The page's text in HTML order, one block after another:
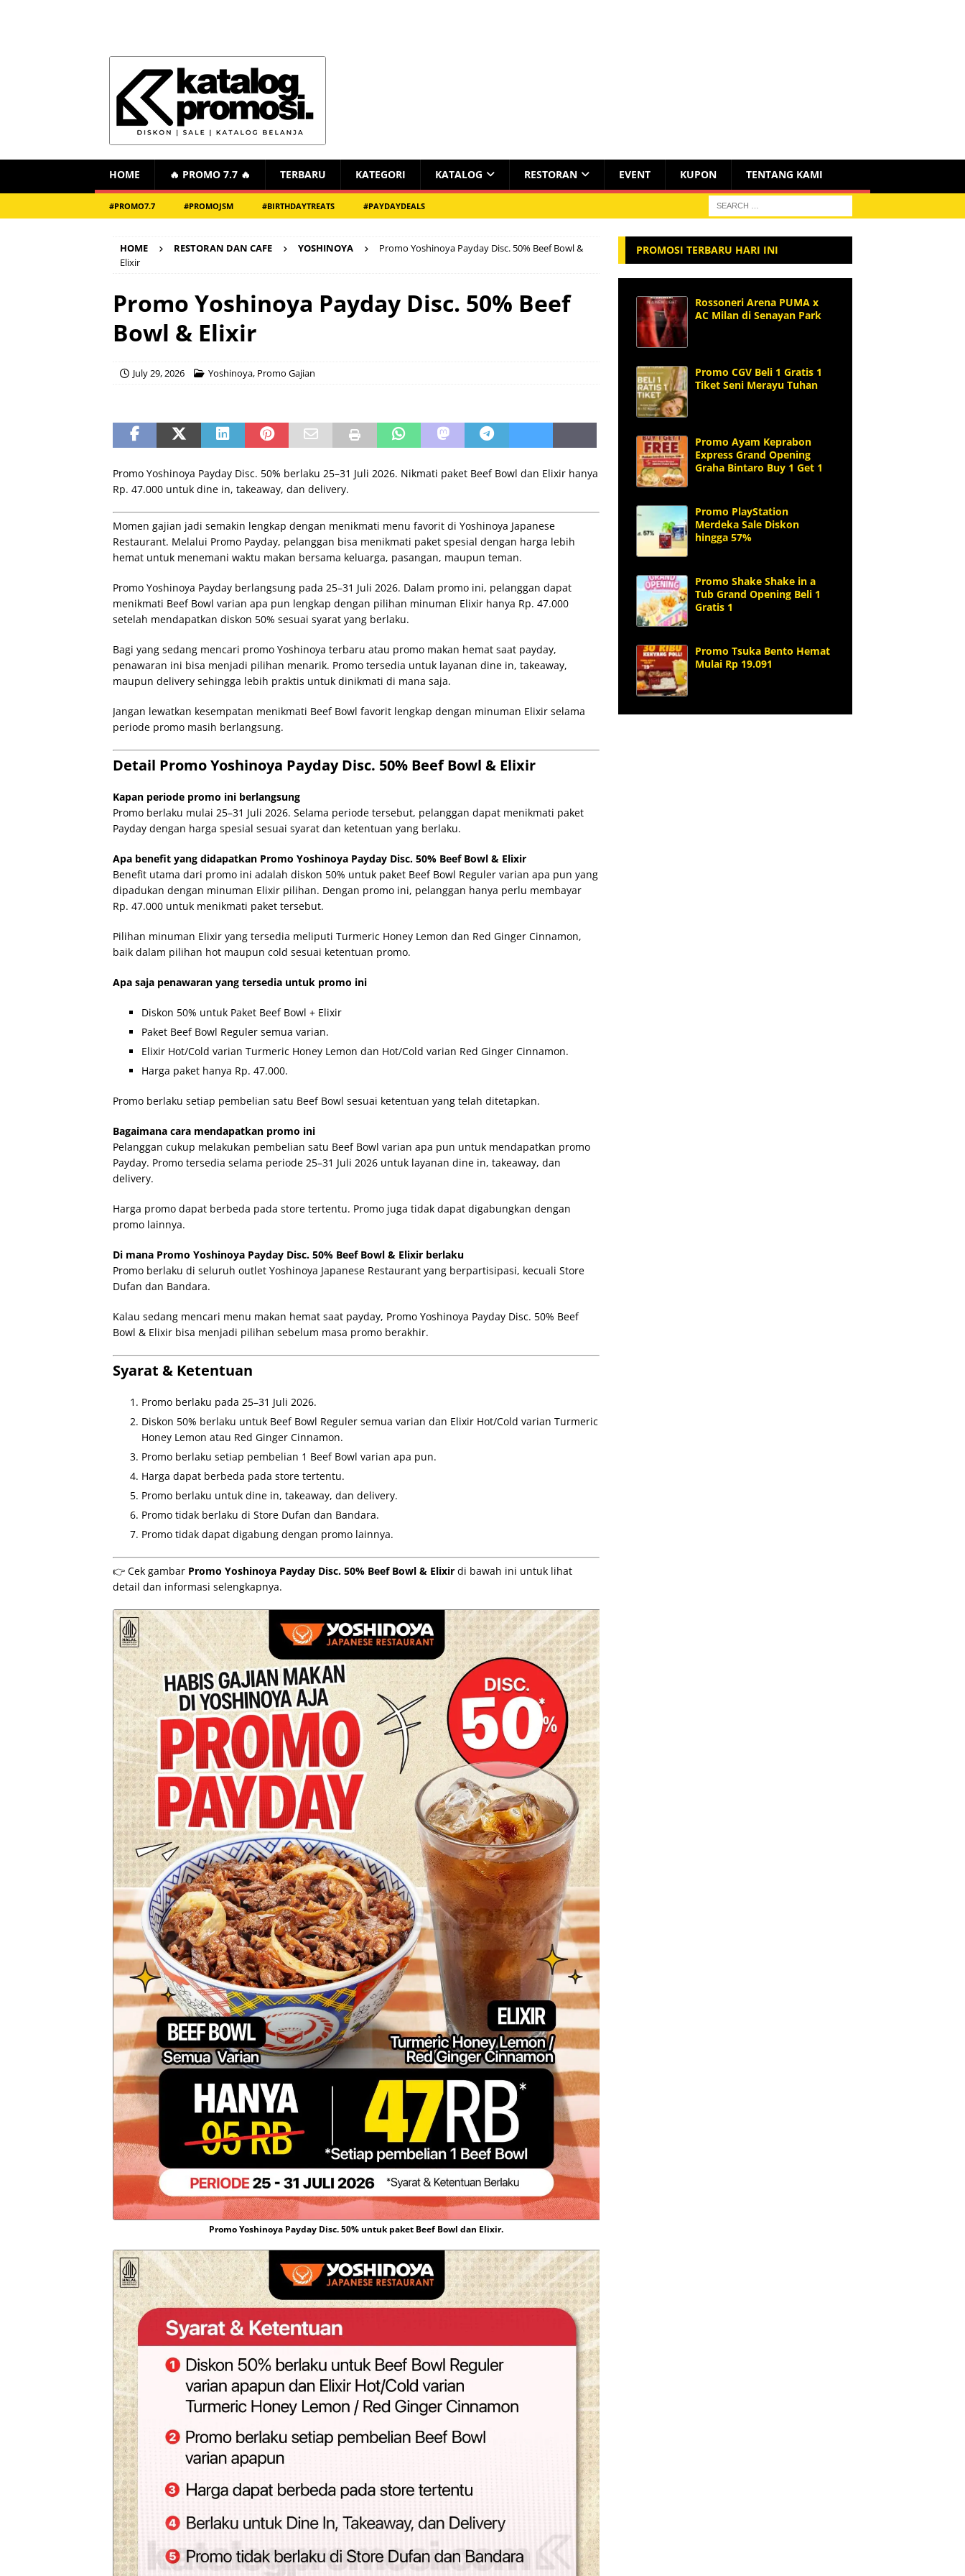
HOME 🔥 PROMO 7.7 🔥 TERBARU KATEGORI KATALOG RESTORAN EVENT KUPON TENTANG KAMI
#PROMO7.7 #PROMOJSM #BIRTHDAYTREATS #PAYDAYDEALS
HOME RESTORAN DAN CAFE YOSHINOYA
Promo Yoshinoya Payday Disc. 50% Beef Bowl &
Elixir
Promo Yoshinoya Payday Disc. 50% Beef
Bowl & Elixir
July 29, 2026 Yoshinoya, Promo Gajian
Promo Yoshinoya Payday Disc. 50% berlaku 25–31 Juli 2026. Nikmati paket Beef Bowl dan Elixir hanya
Rp. 47.000 untuk dine in, takeaway, dan delivery.
Momen gajian jadi semakin lengkap dengan menikmati menu favorit di Yoshinoya Japanese
Restaurant. Melalui Promo Payday, pelanggan bisa menikmati paket spesial dengan harga lebih
hemat untuk menemani waktu makan bersama keluarga, pasangan, maupun teman.
Promo Yoshinoya Payday berlangsung pada 25–31 Juli 2026. Dalam promo ini, pelanggan dapat
menikmati Beef Bowl varian apa pun lengkap dengan pilihan minuman Elixir hanya Rp. 47.000
setelah mendapatkan diskon 50% sesuai syarat yang berlaku.
Bagi yang sedang mencari promo Yoshinoya terbaru atau promo makan hemat saat payday,
penawaran ini bisa menjadi pilihan menarik. Promo tersedia untuk layanan dine in, takeaway,
maupun delivery sehingga lebih praktis untuk dinikmati di mana saja.
Jangan lewatkan kesempatan menikmati Beef Bowl favorit lengkap dengan minuman Elixir selama
periode promo masih berlangsung.
Detail Promo Yoshinoya Payday Disc. 50% Beef Bowl & Elixir
Kapan periode promo ini berlangsung
Promo berlaku mulai 25–31 Juli 2026. Selama periode tersebut, pelanggan dapat menikmati paket
Payday dengan harga spesial sesuai syarat dan ketentuan yang berlaku.
Apa benefit yang didapatkan Promo Yoshinoya Payday Disc. 50% Beef Bowl & Elixir
Benefit utama dari promo ini adalah diskon 50% untuk paket Beef Bowl Reguler varian apa pun yang
dipadukan dengan minuman Elixir pilihan. Dengan promo ini, pelanggan hanya perlu membayar
Rp. 47.000 untuk menikmati paket tersebut.
Pilihan minuman Elixir yang tersedia meliputi Turmeric Honey Lemon dan Red Ginger Cinnamon,
baik dalam pilihan hot maupun cold sesuai ketentuan promo.
Apa saja penawaran yang tersedia untuk promo ini
Diskon 50% untuk Paket Beef Bowl + Elixir
Paket Beef Bowl Reguler semua varian.
Elixir Hot/Cold varian Turmeric Honey Lemon dan Hot/Cold varian Red Ginger Cinnamon.
Harga paket hanya Rp. 47.000.
Promo berlaku setiap pembelian satu Beef Bowl sesuai ketentuan yang telah ditetapkan.
Bagaimana cara mendapatkan promo ini
Pelanggan cukup melakukan pembelian satu Beef Bowl varian apa pun untuk mendapatkan promo
Payday. Promo tersedia selama periode 25–31 Juli 2026 untuk layanan dine in, takeaway, dan
delivery.
Harga promo dapat berbeda pada store tertentu. Promo juga tidak dapat digabungkan dengan
promo lainnya.
Di mana Promo Yoshinoya Payday Disc. 50% Beef Bowl & Elixir berlaku
Promo berlaku di seluruh outlet Yoshinoya Japanese Restaurant yang berpartisipasi, kecuali Store
Dufan dan Bandara.
Kalau sedang mencari menu makan hemat saat payday, Promo Yoshinoya Payday Disc. 50% Beef
Bowl & Elixir bisa menjadi pilihan sebelum masa promo berakhir.
Syarat & Ketentuan
Promo berlaku pada 25–31 Juli 2026.
Diskon 50% berlaku untuk Beef Bowl Reguler semua varian dan Elixir Hot/Cold varian Turmeric
Honey Lemon atau Red Ginger Cinnamon.
Promo berlaku setiap pembelian 1 Beef Bowl varian apa pun.
Harga dapat berbeda pada store tertentu.
Promo berlaku untuk dine in, takeaway, dan delivery.
Promo tidak berlaku di Store Dufan dan Bandara.
Promo tidak dapat digabung dengan promo lainnya.
👉 Cek gambar Promo Yoshinoya Payday Disc. 50% Beef Bowl & Elixir di bawah ini untuk lihat
detail dan informasi selengkapnya.
Promo Yoshinoya Payday Disc. 50% untuk paket Beef Bowl dan Elixir.
PROMOSI TERBARU HARI INI
Rossoneri Arena PUMA x
AC Milan di Senayan Park
Promo CGV Beli 1 Gratis 1
Tiket Seni Merayu Tuhan
Promo Ayam Keprabon
Express Grand Opening
Graha Bintaro Buy 1 Get 1
Promo PlayStation
Merdeka Sale Diskon
hingga 57%
Promo Shake Shake in a
Tub Grand Opening Beli 1
Gratis 1
Promo Tsuka Bento Hemat
Mulai Rp 19.091